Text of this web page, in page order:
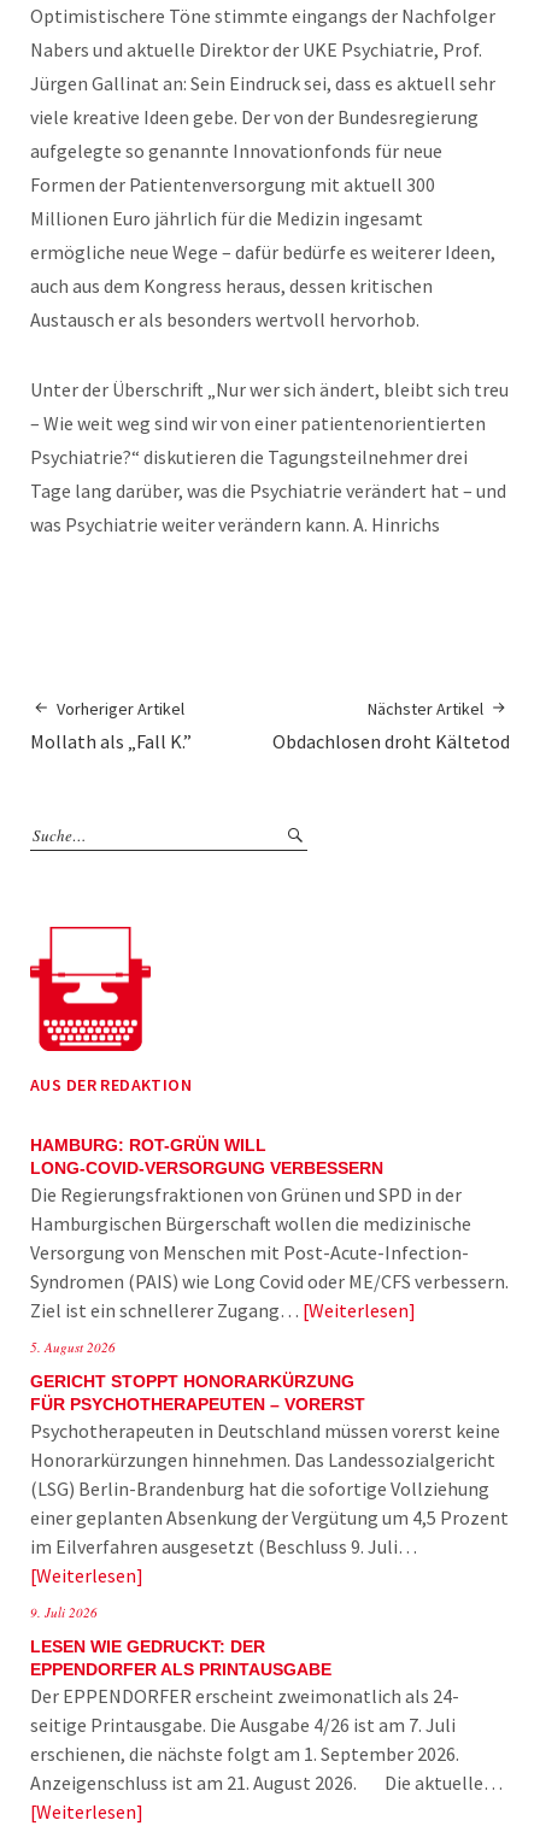
Optimistischere Töne stimmte eingangs der Nachfolger
Nabers und aktuelle Direktor der UKE Psychiatrie, Prof.
Jürgen Gallinat an: Sein Eindruck sei, dass es aktuell sehr
viele kreative Ideen gebe. Der von der Bundesregierung
aufgelegte so genannte Innovationfonds für neue
Formen der Patientenversorgung mit aktuell 300
Millionen Euro jährlich für die Medizin ingesamt
ermögliche neue Wege – dafür bedürfe es weiterer Ideen,
auch aus dem Kongress heraus, dessen kritischen
Austausch er als besonders wertvoll hervorhob.
Unter der Überschrift „Nur wer sich ändert, bleibt sich treu
– Wie weit weg sind wir von einer patientenorientierten
Psychiatrie?“ diskutieren die Tagungsteilnehmer drei
Tage lang darüber, was die Psychiatrie verändert hat – und
was Psychiatrie weiter verändern kann. A. Hinrichs
Vorheriger Artikel
Mollath als „Fall K.”
Nächster Artikel
Obdachlosen droht Kältetod
AUS DER REDAKTION
HAMBURG: ROT-GRÜN WILL
LONG-COVID-VERSORGUNG VERBESSERN
Die Regierungsfraktionen von Grünen und SPD in der
Hamburgischen Bürgerschaft wollen die medizinische
Versorgung von Menschen mit Post-Acute-Infection-
Syndromen (PAIS) wie Long Covid oder ME/CFS verbessern.
Ziel ist ein schnellerer Zugang… Weiterlesen
5. August 2026
GERICHT STOPPT HONORARKÜRZUNG
FÜR PSYCHOTHERAPEUTEN – VORERST
Psychotherapeuten in Deutschland müssen vorerst keine
Honorarkürzungen hinnehmen. Das Landessozialgericht
(LSG) Berlin-Brandenburg hat die sofortige Vollziehung
einer geplanten Absenkung der Vergütung um 4,5 Prozent
im Eilverfahren ausgesetzt (Beschluss 9. Juli…
Weiterlesen
9. Juli 2026
LESEN WIE GEDRUCKT: DER
EPPENDORFER ALS PRINTAUSGABE
Der EPPENDORFER erscheint zweimonatlich als 24-
seitige Printausgabe. Die Ausgabe 4/26 ist am 7. Juli
erschienen, die nächste folgt am 1. September 2026.
Anzeigenschluss ist am 21. August 2026. Die aktuelle…
Weiterlesen